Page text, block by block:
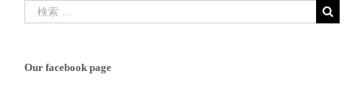
索
Our facebook page